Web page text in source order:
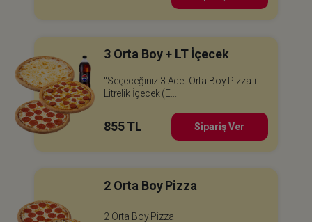
3 Orta Boy + LT İçecek
"Seçeceğiniz 3 Adet Orta Boy Pizza +
Litrelik İçecek (E...
855 TL Sipariş Ver
2 Orta Boy Pizza
2 Orta Boy Pizza